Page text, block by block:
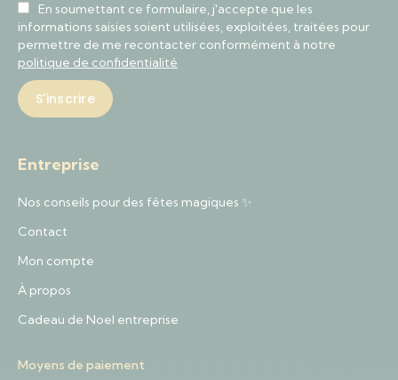
En soumettant ce formulaire, j'accepte que les
informations saisies soient utilisées, exploitées, traitées pour
permettre de me recontacter conformément à notre
politique de confidentialité
Entreprise
Nos conseils pour des fêtes magiques ✨
Contact
Mon compte
À propos
Cadeau de Noel entreprise
Moyens de paiement